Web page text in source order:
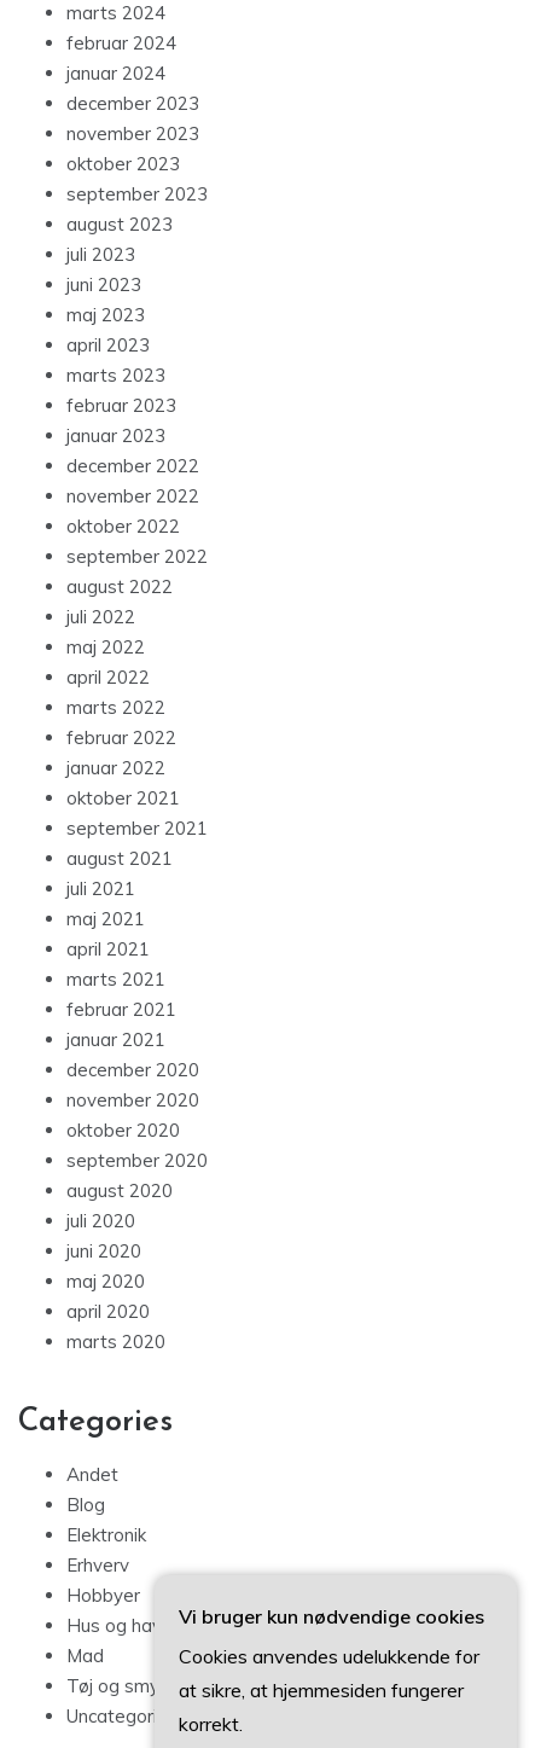
marts 2024
februar 2024
januar 2024
december 2023
november 2023
oktober 2023
september 2023
august 2023
juli 2023
juni 2023
maj 2023
april 2023
marts 2023
februar 2023
januar 2023
december 2022
november 2022
oktober 2022
september 2022
august 2022
juli 2022
maj 2022
april 2022
marts 2022
februar 2022
januar 2022
oktober 2021
september 2021
august 2021
juli 2021
maj 2021
april 2021
marts 2021
februar 2021
januar 2021
december 2020
november 2020
oktober 2020
september 2020
august 2020
juli 2020
juni 2020
maj 2020
april 2020
marts 2020
Categories
Andet
Blog
Elektronik
Erhverv
Hobbyer
Hus og have
Mad
Tøj og smykker
Uncategorized
Vi bruger kun nødvendige cookies
Cookies anvendes udelukkende for
at sikre, at hjemmesiden fungerer
korrekt.